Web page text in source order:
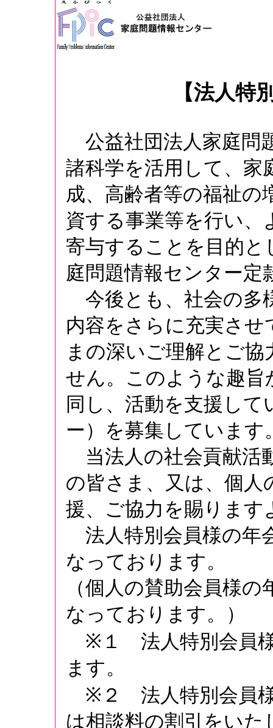
【法人特
公益社団法人家庭問
諸科学を活用して、家
成、高齢者等の福祉の
資する事業等を行い、
寄与することを目的と
庭問題情報センター定
今後とも、社会の多
内容をさらに充実さ
まの深いご理解とご
せん。このような趣旨
同し、活動を支援し
ー）を募集しています
当法人の社会貢献活
の皆さま、又は、個
援、ご協力を賜りま
法人特別会員様の年
なっております。
（個人の賛助会員様
なっております。）
※１ 法人特別会員様
ます。
※２ 法人特別会員様
は相談料の割引をいた